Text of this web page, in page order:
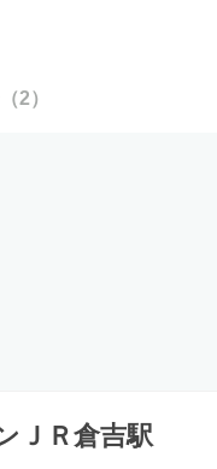
（2）
ＪＲ倉吉駅